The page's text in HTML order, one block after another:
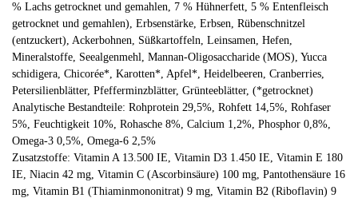
% Lachs getrocknet und gemahlen, 7 % Hühnerfett, 5 % Entenfleisch
getrocknet und gemahlen), Erbsenstärke, Erbsen, Rübenschnitzel
(entzuckert), Ackerbohnen, Süßkartoffeln, Leinsamen, Hefen,
Mineralstoffe, Seealgenmehl, Mannan-Oligosaccharide (MOS), Yucca
schidigera, Chicorée*, Karotten*, Apfel*, Heidelbeeren, Cranberries,
Petersilienblätter, Pfefferminzblätter, Grünteeblätter, (*getrocknet)
Analytische Bestandteile: Rohprotein 29,5%, Rohfett 14,5%, Rohfaser
5%, Feuchtigkeit 10%, Rohasche 8%, Calcium 1,2%, Phosphor 0,8%,
Omega-3 0,5%, Omega-6 2,5%
Zusatzstoffe: Vitamin A 13.500 IE, Vitamin D3 1.450 IE, Vitamin E 180
IE, Niacin 42 mg, Vitamin C (Ascorbinsäure) 100 mg, Pantothensäure 16
mg, Vitamin B1 (Thiaminmononitrat) 9 mg, Vitamin B2 (Riboflavin) 9